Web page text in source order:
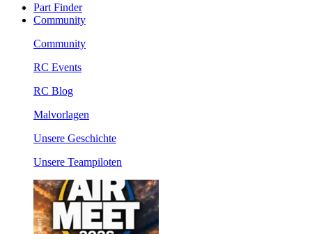
Part Finder
Community
Community
RC Events
RC Blog
Malvorlagen
Unsere Geschichte
Unsere Teampiloten